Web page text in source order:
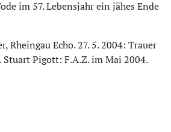
im 57. Lebensjahr ein jähes Ende
Rheingau Echo. 27. 5. 2004: Trauer
Stuart Pigott: F.A.Z. im Mai 2004.